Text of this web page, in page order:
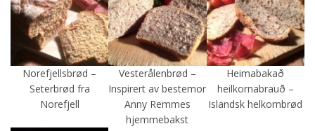
Norefjellsbrød –
Seterbrød fra
Norefjell
Vesterålenbrød –
Inspirert av bestemor
Anny Remmes
hjemmebakst
Heimabakað
heilkornabrauð –
Islandsk helkornbrød